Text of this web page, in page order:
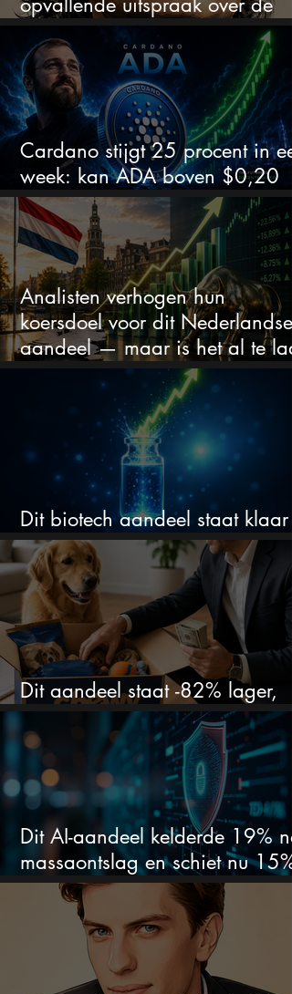
beurs
Cardano stijgt 25 procent in
week: kan ADA boven $0,20
blijven?
Analisten verhogen hun
koersdoel voor dit Nederlandse
aandeel — maar is het al te laat
om in te stappen?
Dit biotech aandeel staat klaar
voor een flinke rally
Dit aandeel staat -82% lager,
terwijl het bedrijf gewoon groeit
Dit AI-aandeel kelderde 19% na
massaontslag en schiet nu 15%
omhoog